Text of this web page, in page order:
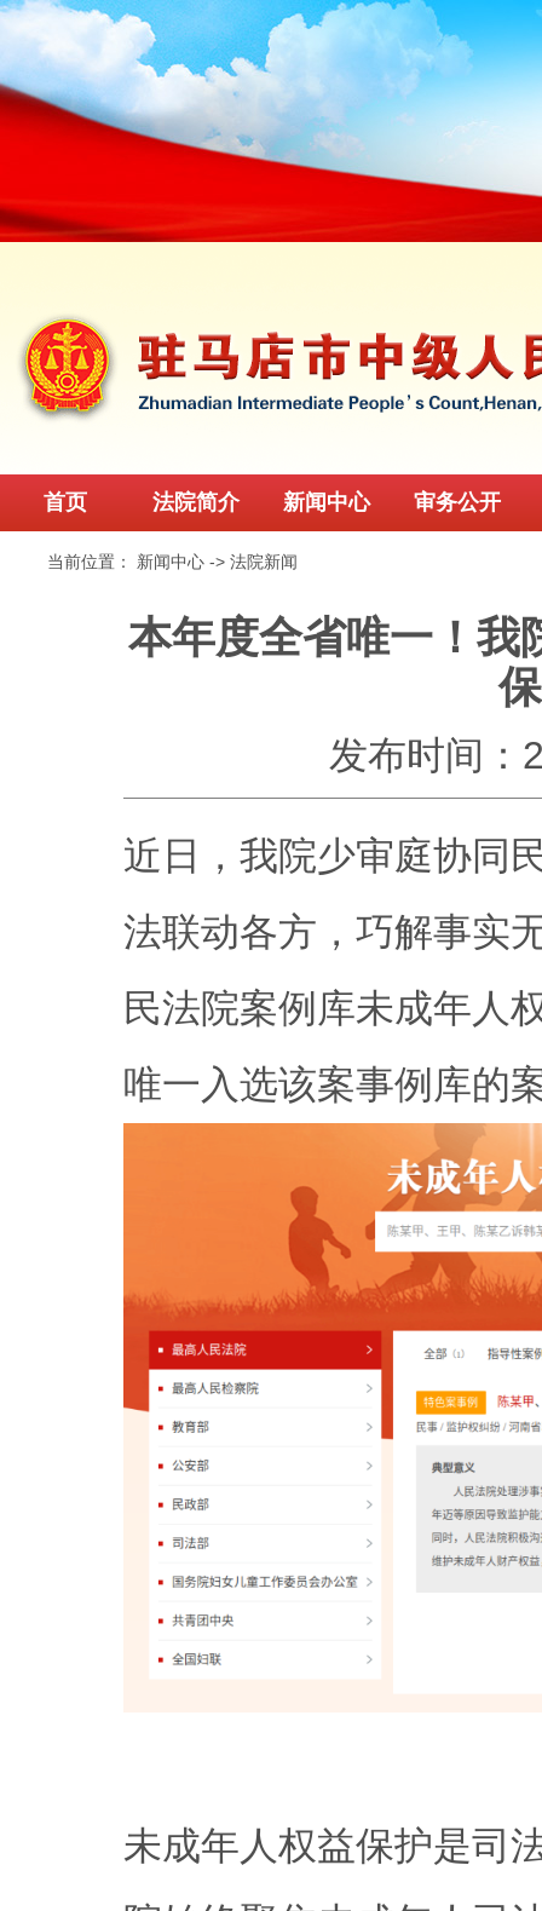
首页 法院简介 新闻中心 审务公开
当前位置： 新闻中心 ->法院新闻
本年度全省唯一！我
发布时间：
近日，我院少审庭协同
法联动各方，巧解事实
民法院案例库未成年人
唯一入选该案事例库
未成年人权益保护是司